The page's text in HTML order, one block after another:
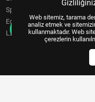
Space Star
Eclipse Cross
L200
Web sitemiz, tarama
analiz etmek ve
kullanmaktadır. Web
çerezlerin